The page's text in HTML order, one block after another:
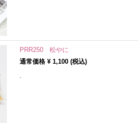
PRR250 松やに
通常価格 ¥ 1,100(税込)